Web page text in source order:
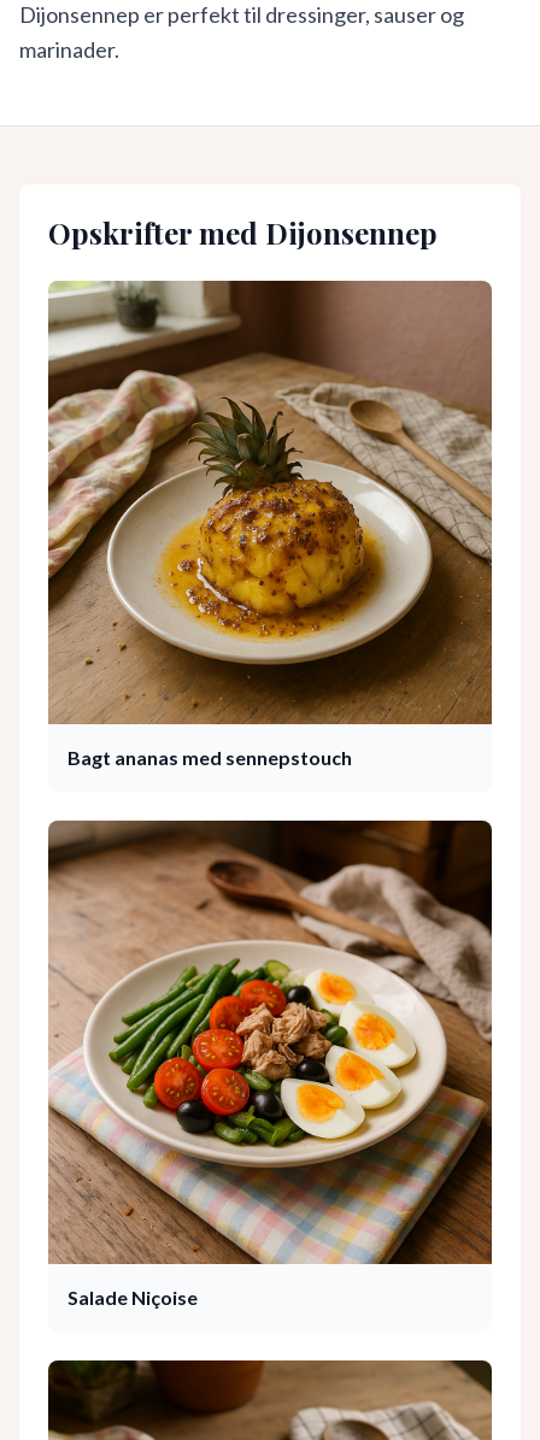
Dijonsennep er perfekt til dressinger, sauser og
marinader.
Opskrifter med Dijonsennep
Bagt ananas med sennepstouch
Salade Niçoise